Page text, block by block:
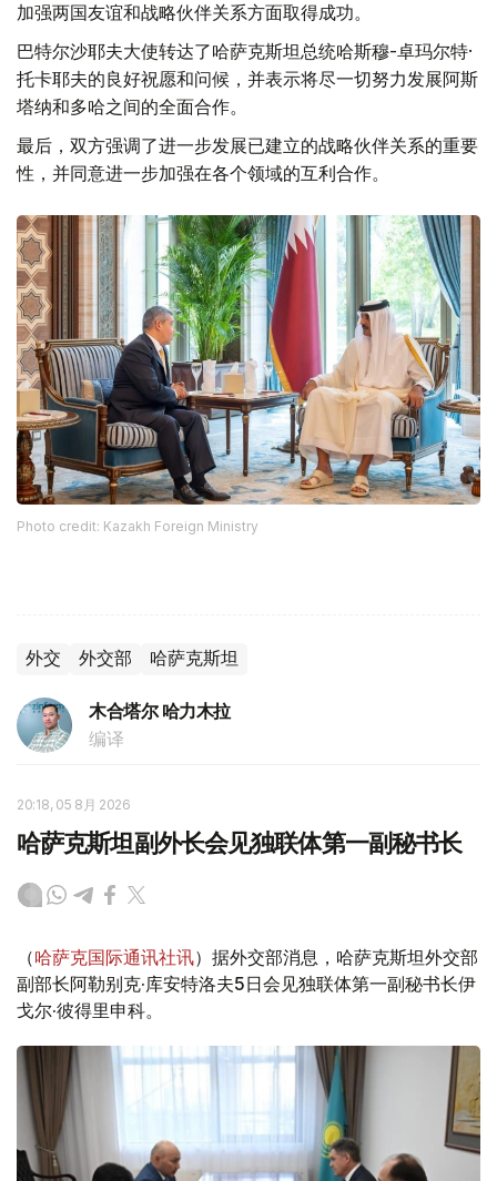
加强两国友谊和战略伙伴关系方面取得成功。
巴特尔沙耶夫大使转达了哈萨克斯坦总统哈斯穆-卓玛尔特·
托卡耶夫的良好祝愿和问候，并表示将尽一切努力发展阿斯
塔纳和多哈之间的全面合作。
最后，双方强调了进一步发展已建立的战略伙伴关系的重要
性，并同意进一步加强在各个领域的互利合作。
Photo credit: Kazakh Foreign Ministry
外交 外交部 哈萨克斯坦
木合塔尔 哈力木拉
编译
20:18, 05 8月 2026
哈萨克斯坦副外长会见独联体第一副秘书长
（哈萨克国际通讯社讯）据外交部消息，哈萨克斯坦外交部
副部长阿勒别克·库安特洛夫5日会见独联体第一副秘书长伊
戈尔·彼得里申科。